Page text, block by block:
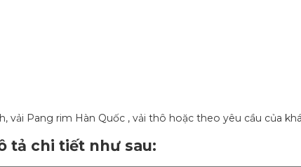
vải Pang rim Hàn Quốc , vải thô hoặc theo yêu cầu của
tả chi tiết như sau: